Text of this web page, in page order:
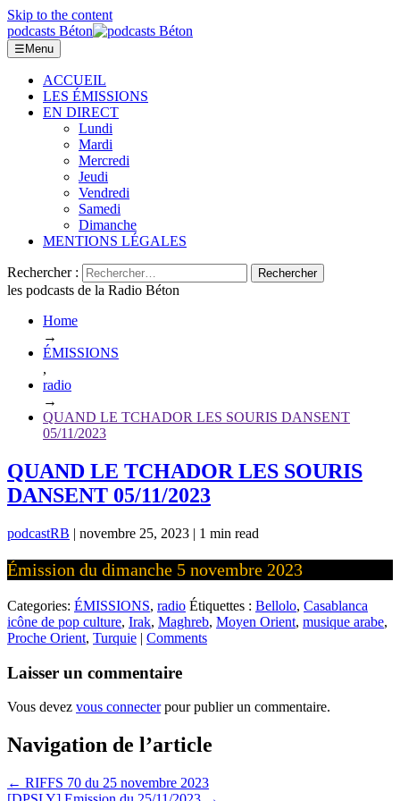
Skip to the content
podcasts Béton
☰ Menu
ACCUEIL
LES ÉMISSIONS
EN DIRECT
Lundi
Mardi
Mercredi
Jeudi
Vendredi
Samedi
Dimanche
MENTIONS LÉGALES
Rechercher :
les podcasts de la Radio Béton
Home
→
ÉMISSIONS
,
radio
→
QUAND LE TCHADOR LES SOURIS DANSENT
05/11/2023
QUAND LE TCHADOR LES SOURIS
DANSENT 05/11/2023
podcastRB | novembre 25, 2023 | 1 min read
Émission du dimanche 5 novembre 2023
Categories: ÉMISSIONS, radio Étiquettes : Bellolo, Casablanca
icône de pop culture, Irak, Maghreb, Moyen Orient, musique arabe,
Proche Orient, Turquie | Comments
Laisser un commentaire
Vous devez vous connecterpour publier un commentaire.
Navigation de l’article
← RIFFS 70 du 25 novembre 2023